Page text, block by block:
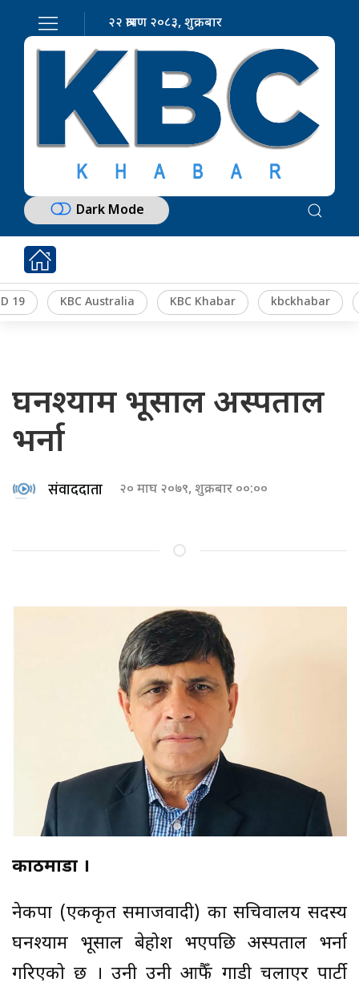
२२ श्रावण २०८३, शुक्रबार
Dark Mode
19 KBC Australia KBC Khabar kbckhabar
घनश्याम भूसाल अस्पताल
भर्ना
संवाददाता २० माघ २०७९, शुक्रबार ००:००
काठमाडौँ ।
नेकपा (एकीकृत समाजवादी) का सचिवालय सदस्य
घनश्याम भूसाल बेहोश भएपछि अस्पताल भर्ना
गरिएको छ । उनी उनी आफैँ गाडी चलाएर पार्टी